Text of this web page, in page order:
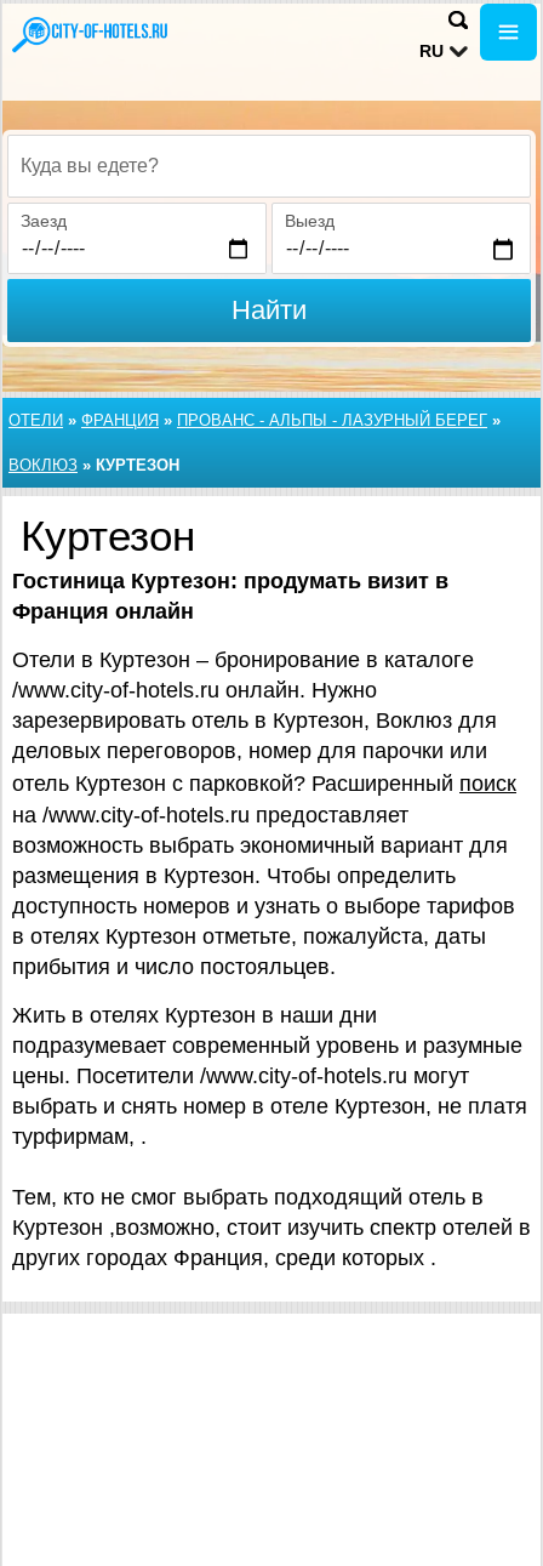
RU
Куда вы едете?
Заезд Выезд
Найти
ОТЕЛИ » ФРАНЦИЯ » ПРОВАНС - АЛЬПЫ - ЛАЗУРНЫЙ БЕРЕГ »
ВОКЛЮЗ » КУРТЕЗОН
Куртезон
Гостиница Куртезон: продумать визит в
Франция онлайн
Отели в Куртезон – бронирование в каталоге
/www.city-of-hotels.ru онлайн. Нужно
зарезервировать отель в Куртезон, Воклюз для
деловых переговоров, номер для парочки или
отель Куртезон с парковкой? Расширенный поиск
на /www.city-of-hotels.ru предоставляет
возможность выбрать экономичный вариант для
размещения в Куртезон. Чтобы определить
доступность номеров и узнать о выборе тарифов
в отелях Куртезон отметьте, пожалуйста, даты
прибытия и число постояльцев.
Жить в отелях Куртезон в наши дни
подразумевает современный уровень и разумные
цены. Посетители /www.city-of-hotels.ru могут
выбрать и снять номер в отеле Куртезон, не платя
турфирмам, .
Тем, кто не смог выбрать подходящий отель в
Куртезон ,возможно, стоит изучить спектр отелей в
других городах Франция, среди которых .